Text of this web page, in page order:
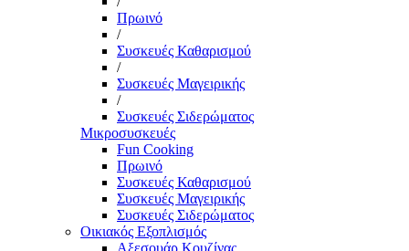
Πρωινό
/
Συσκευές Καθαρισμού
/
Συσκευές Μαγειρικής
/
Συσκευές Σιδερώματος
Μικροσυσκευές
Fun Cooking
Πρωινό
Συσκευές Καθαρισμού
Συσκευές Μαγειρικής
Συσκευές Σιδερώματος
Οικιακός Εξοπλισμός
Αξεσουάρ Κουζίνας